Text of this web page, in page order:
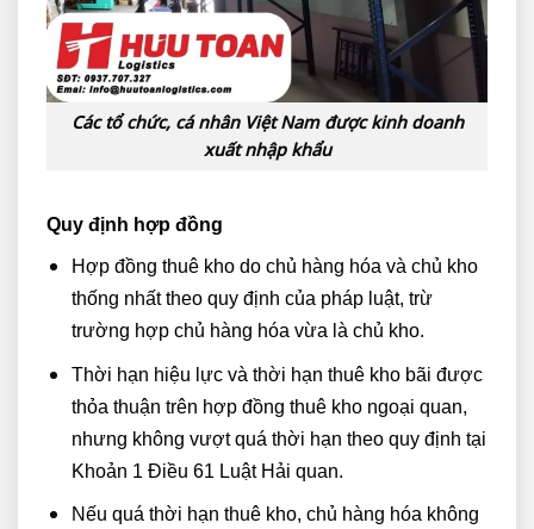
Các tổ chức, cá nhân Việt Nam được kinh doanh
xuất nhập khẩu
Quy định hợp đồng
Hợp đồng thuê kho do chủ hàng hóa và chủ kho
thống nhất theo quy định của pháp luật, trừ
trường hợp chủ hàng hóa vừa là chủ kho.
Thời hạn hiệu lực và thời hạn thuê kho bãi được
thỏa thuận trên hợp đồng thuê kho ngoại quan,
nhưng không vượt quá thời hạn theo quy định tại
Khoản 1 Điều 61 Luật Hải quan.
Nếu quá thời hạn thuê kho, chủ hàng hóa không